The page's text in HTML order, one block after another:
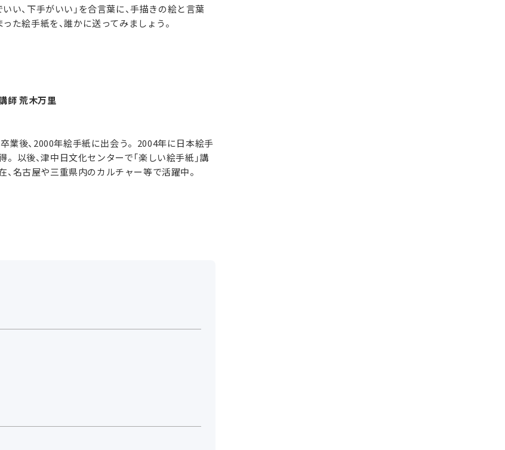
い、下手がいい」を合言葉に、手描きの絵と言葉
た絵手紙を、誰かに送ってみましょう。
師 荒木万里
業後、2000年絵手紙に出会う。2004年に日本絵手
以後、津中日文化センターで「楽しい絵手紙」講
、名古屋や三重県内のカルチャー等で活躍中。